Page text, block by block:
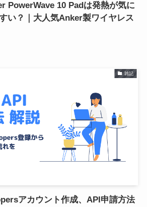
PowerWave 10 Padは発熱が気に
い？｜大人気Anker製ワイヤレス
雑記
アカウント作成、API申請方法